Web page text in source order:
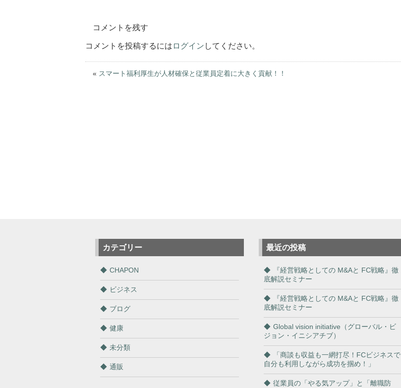
コメントを残す
コメントを投稿するには ログイン してください。
« スマート福利厚生が人材確保と従業員定着に大きく貢献！！
カテゴリー
CHAPON
ビジネス
ブログ
健康
未分類
通販
最近の投稿
『経営戦略としての M&Aと FC戦略』徹
底解説セミナー
『経営戦略としての M&Aと FC戦略』徹
底解説セミナー
Global vision initiative（グローバル・ビ
ジョン・イニシアチブ）
「商談も収益も一網打尽！FCビジネスで
自分も利用しながら成功を掴め！」
従業員の「やる気アップ」と「離職防